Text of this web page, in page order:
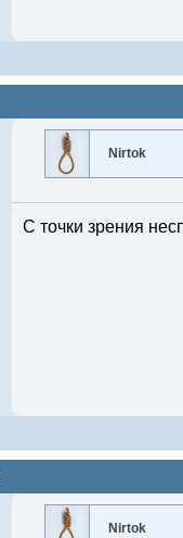
Nirtok
С точки зрения
Nirtok